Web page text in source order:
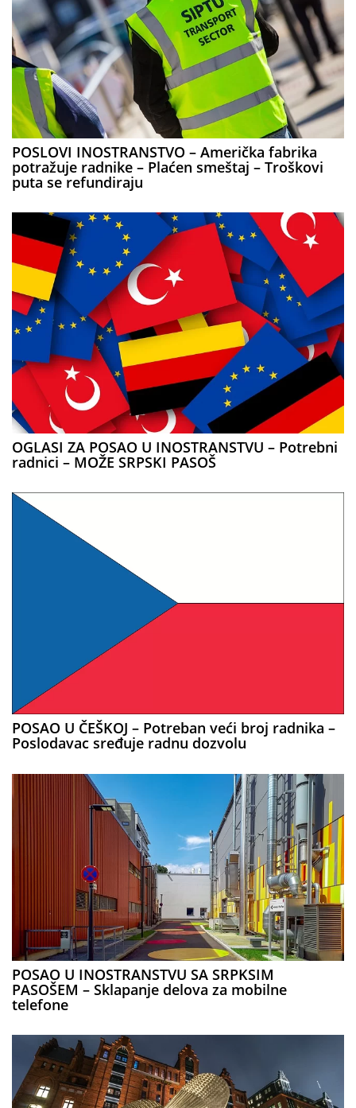
POSLOVI INOSTRANSTVO – Američka fabrika
potražuje radnike – Plaćen smeštaj – Troškovi
puta se refundiraju
OGLASI ZA POSAO U INOSTRANSTVU – Potrebni
radnici – MOŽE SRPSKI PASOŠ
POSAO U ČEŠKOJ – Potreban veći broj radnika –
Poslodavac sređuje radnu dozvolu
POSAO U INOSTRANSTVU SA SRPKSIM
PASOŠEM – Sklapanje delova za mobilne
telefone